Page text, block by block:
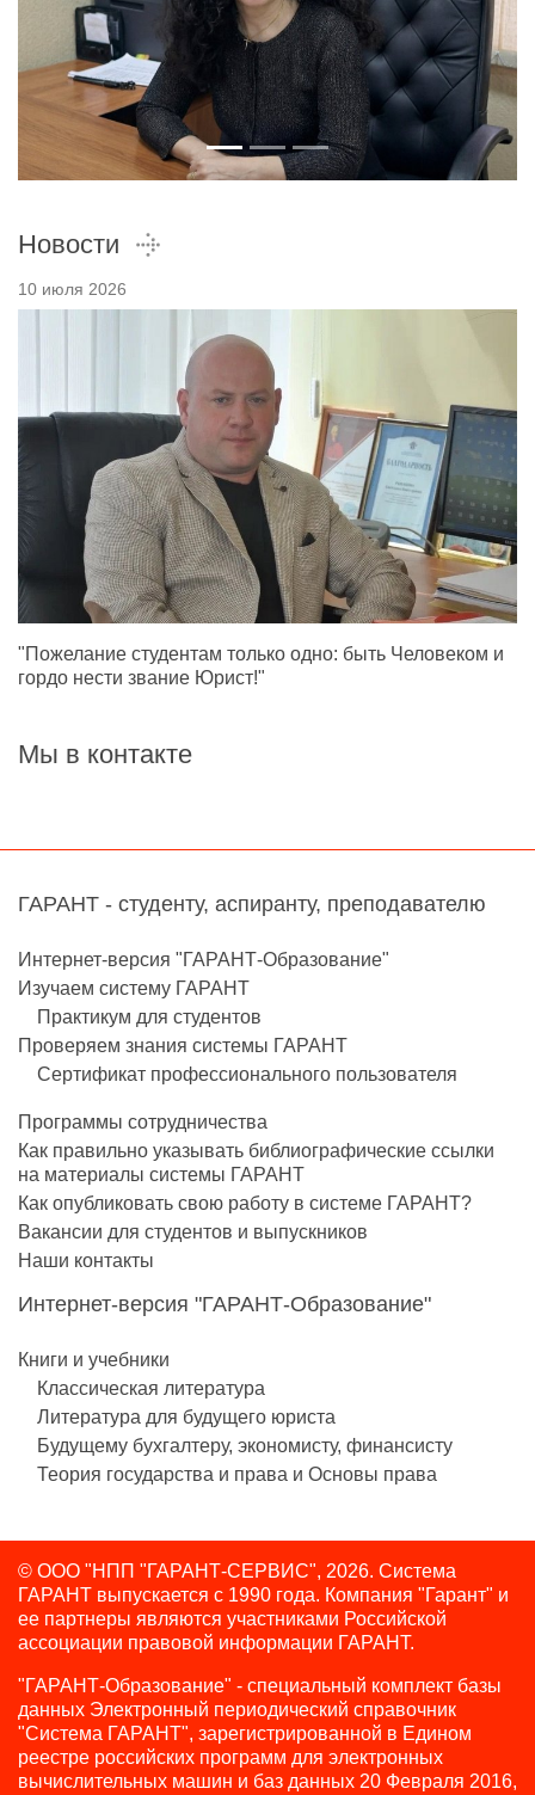
Новости
10 июля 2026
"Пожелание студентам только одно: быть Человеком и
гордо нести звание Юрист!"
Мы в контакте
ГАРАНТ - студенту, аспиранту, преподавателю
Интернет-версия "ГАРАНТ-Образование"
Изучаем систему ГАРАНТ
Практикум для студентов
Проверяем знания системы ГАРАНТ
Сертификат профессионального пользователя
Программы сотрудничества
Как правильно указывать библиографические ссылки
на материалы системы ГАРАНТ
Как опубликовать свою работу в системе ГАРАНТ?
Вакансии для студентов и выпускников
Наши контакты
Интернет-версия "ГАРАНТ-Образование"
Книги и учебники
Классическая литература
Литература для будущего юриста
Будущему бухгалтеру, экономисту, финансисту
Теория государства и права и Основы права
© ООО "НПП "ГАРАНТ-СЕРВИС", 2026. Система
ГАРАНТ выпускается с 1990 года. Компания "Гарант" и
ее партнеры являются участниками Российской
ассоциации правовой информации ГАРАНТ.
"ГАРАНТ-Образование" - специальный комплект базы
данных Электронный периодический справочник
"Система ГАРАНТ", зарегистрированной в Едином
реестре российских программ для электронных
вычислительных машин и баз данных 20 Февраля 2016,